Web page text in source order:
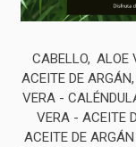
CABELLO ALOE
ACEITE DE ARGÁN
VERA -
VERA - ACEITE
ACEITE DE